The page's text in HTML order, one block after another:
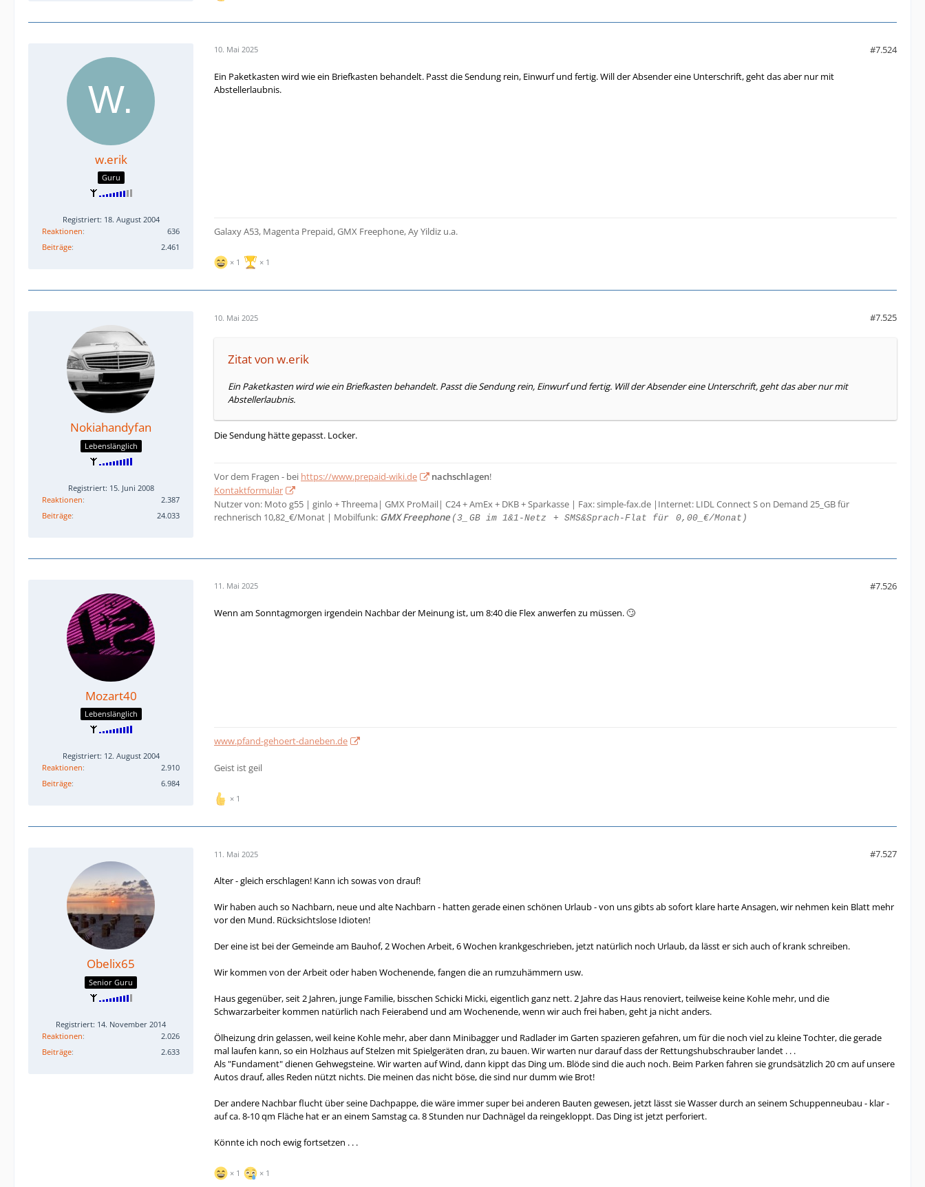
w.erik
Guru
Registriert: 18. August 2004
Reaktionen
636
Beiträge
2.461
10. Mai 2025 #7.524
Ein Paketkasten wird wie ein Briefkasten behandelt. Passt die Sendung rein, Einwurf und fertig. Will der Absender eine Unterschrift, geht das aber nur mit
Abstellerlaubnis.
Galaxy A53, Magenta Prepaid, GMX Freephone, Ay Yildiz u.a.
1 1
Nokiahandyfan
Lebenslänglich
Registriert: 15. Juni 2008
Reaktionen
2.387
Beiträge
24.033
10. Mai 2025 #7.525
Zitat von w.erik
Ein Paketkasten wird wie ein Briefkasten behandelt. Passt die Sendung rein, Einwurf und fertig. Will der Absender eine Unterschrift, geht das aber nur mit
Abstellerlaubnis.
Die Sendung hätte gepasst. Locker.
Vor dem Fragen - bei https://www.prepaid-wiki.de nachschlagen!
Kontaktformular
Nutzer von: Moto g55 | ginlo + Threema| GMX ProMail| C24 + AmEx + DKB + Sparkasse | Fax: simple-fax.de |Internet: LIDL Connect S on Demand 25_GB für
rechnerisch 10,82_€/Monat | Mobilfunk: GMX Freephone (3_ GB im 1&1-Netz + SMS&Sprach-Flat für 0,00_€/Monat)
Mozart40
Lebenslänglich
Registriert: 12. August 2004
Reaktionen
2.910
Beiträge
6.984
11. Mai 2025 #7.526
Wenn am Sonntagmorgen irgendein Nachbar der Meinung ist, um 8:40 die Flex anwerfen zu müssen. 🙄
www.pfand-gehoert-daneben.de
Geist ist geil
1
Obelix65
Senior Guru
Registriert: 14. November 2014
Reaktionen
2.026
Beiträge
2.633
11. Mai 2025 #7.527
Alter - gleich erschlagen! Kann ich sowas von drauf!
Wir haben auch so Nachbarn, neue und alte Nachbarn - hatten gerade einen schönen Urlaub - von uns gibts ab sofort klare harte Ansagen, wir nehmen kein Blatt mehr
vor den Mund. Rücksichtslose Idioten!
Der eine ist bei der Gemeinde am Bauhof, 2 Wochen Arbeit, 6 Wochen krankgeschrieben, jetzt natürlich noch Urlaub, da lässt er sich auch of krank schreiben.
Wir kommen von der Arbeit oder haben Wochenende, fangen die an rumzuhämmern usw.
Haus gegenüber, seit 2 Jahren, junge Familie, bisschen Schicki Micki, eigentlich ganz nett. 2 Jahre das Haus renoviert, teilweise keine Kohle mehr, und die
Schwarzarbeiter kommen natürlich nach Feierabend und am Wochenende, wenn wir auch frei haben, geht ja nicht anders.
Ölheizung drin gelassen, weil keine Kohle mehr, aber dann Minibagger und Radlader im Garten spazieren gefahren, um für die noch viel zu kleine Tochter, die gerade
mal laufen kann, so ein Holzhaus auf Stelzen mit Spielgeräten dran, zu bauen. Wir warten nur darauf dass der Rettungshubschrauber landet . . .
Als "Fundament" dienen Gehwegsteine. Wir warten auf Wind, dann kippt das Ding um. Blöde sind die auch noch. Beim Parken fahren sie grundsätzlich 20 cm auf unsere
Autos drauf, alles Reden nützt nichts. Die meinen das nicht böse, die sind nur dumm wie Brot!
Der andere Nachbar flucht über seine Dachpappe, die wäre immer super bei anderen Bauten gewesen, jetzt lässt sie Wasser durch an seinem Schuppenneubau - klar -
auf ca. 8-10 qm Fläche hat er an einem Samstag ca. 8 Stunden nur Dachnägel da reingekloppt. Das Ding ist jetzt perforiert.
Könnte ich noch ewig fortsetzen . . .
1 1